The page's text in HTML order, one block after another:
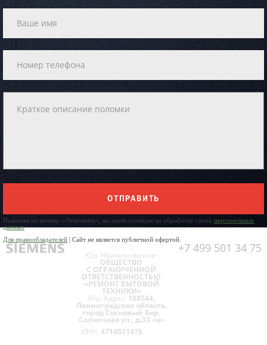
ОТПРАВИТЬ
Нажимая на кнопку «Отправить», вы даете согласие на обработку своих персональных
данных
Для правообладателей | Сайт не является публичной офертой.
+7 499 501 34 75
Юр. Наименование:
ОБЩЕСТВО
С ОГРАНИЧЕННОЙ
ОТВЕТСТВЕННОСТЬЮ
«РЕМОНТ БЫТОВОЙ
ТЕХНИКИ»
Юр. Адрес: 188544,
Ленинградская область,
город Сосновый Бор,
Солнечная ул., д.33 «а»
ИНН: 4714021476